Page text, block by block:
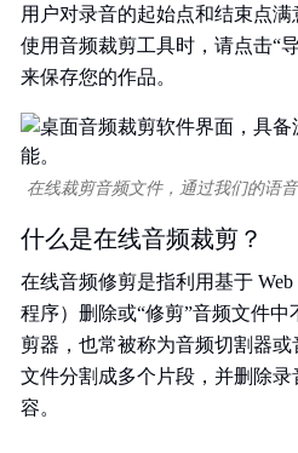
用户对录音的起始点和结束点
使用音频裁剪工具时，请点击“
来保存您的作品。
在线裁剪音频文件，通过我们的语
什么是在线音频裁剪？
在线音频修剪是指利用基于
程序）删除或“修剪”音频文件
剪器，也常被称为音频切割器
文件分割成多个片段，并删除
容。